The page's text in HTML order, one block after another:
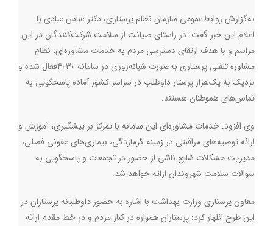
به‌گزارش روابط‌عمومی سازمان نظام پرستاری، دکتر عباس عبادی با
اعلام این خبر گفت: در راستای صیانت از سلامت شرکت‌کنندگان در این
مراسم و با هدف ارتقای دسترسی مردم به خدمات مشاوره‌ای، نظام
مشاوره تلفنی پرستاری به‌صورت شبانه‌روزی در سامانه ۴۰۳۰فعال شده و
نزدیک به یک‌هزار پرستار داوطلب در سراسر کشور آماده پاسخگویی به
تماس‌های هموطنان هستند.
وی افزود: خدمات مشاوره‌ای این سامانه با تمرکز بر پیشگیری، آموزش و
ارائه توصیه‌های مراقبتی در زمینه گرمازدگی، بیماری‌های عفونی فصلی،
مدیریت مشکلات شایع ناشی از حضور در تجمعات و پاسخگویی به
سؤالات سلامت شهروندان ارائه خواهد شد.
معاون پرستاری وزارت بهداشت با اشاره به حضور داوطلبانه پرستاران در
این طرح اظهار کرد: پرستاران همواره در کنار مردم و در خط مقدم ارائه